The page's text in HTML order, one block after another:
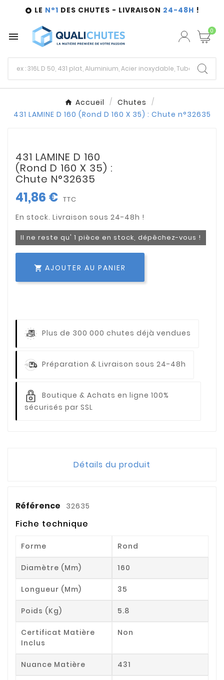
 LE N°1 DES CHUTES - LIVRAISON 24-48H !
 0
Accueil
Chutes
431 LAMINE D 160 (Rond D 160 X 35) : Chute n°32635
431 LAMINE D 160
(Rond D 160 X 35) :
Chute N°32635
41,86 € TTC
Il ne reste qu' 1 pièce en stock, dépêchez-vous !
 AJOUTER AU PANIER
Plus de 300 000 chutes déjà vendues
Préparation & Livraison sous 24-48h
Boutique & Achats en ligne 100%
sécurisés par SSL
Détails du produit
Référence 32635
Fiche technique
Forme Rond
Diamètre (mm) 160
Longueur (mm) 35
Poids (kg) 5.8
Certificat Matière
Inclus
Non
Nuance Matière 431